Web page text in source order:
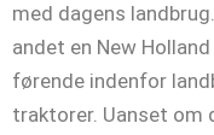
med dagens
andet en New
førende indenfor
traktorer. Uanset om